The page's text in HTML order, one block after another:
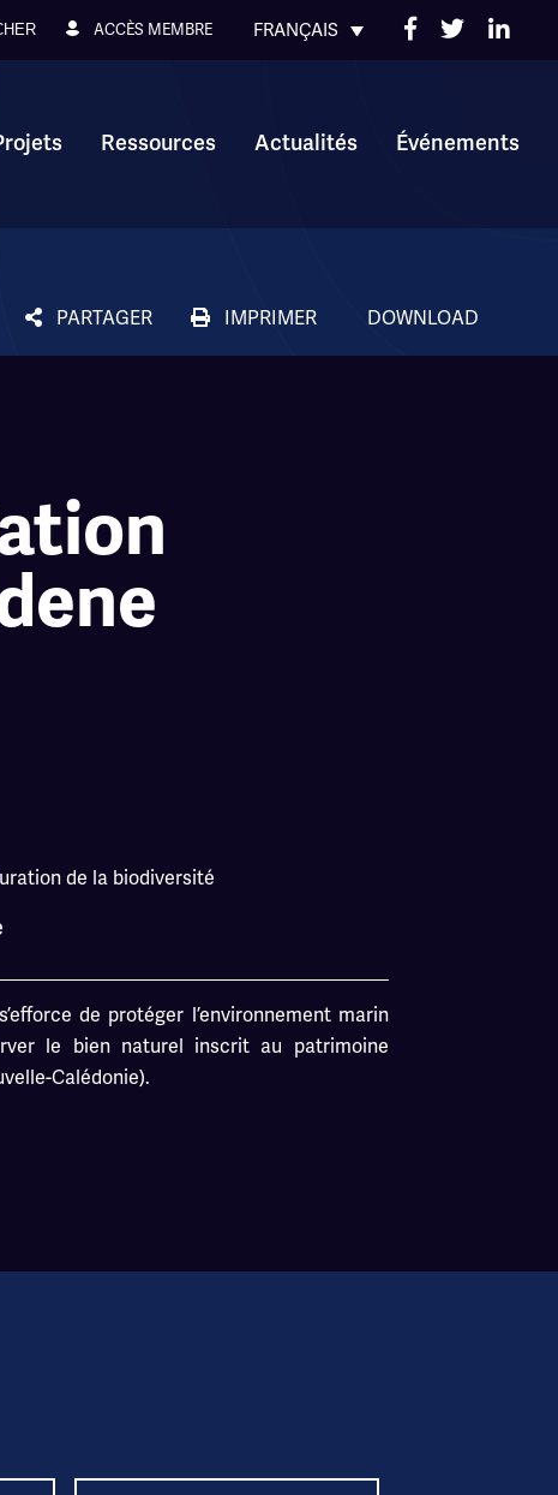
ACCÈS MEMBRE FRANÇAIS
Ressources Actualités Événements
PARTAGER IMPRIMER DOWNLOAD
de la biodiversité
de protéger l’environnement marin
le bien naturel inscrit au patrimoine
Calédonie).